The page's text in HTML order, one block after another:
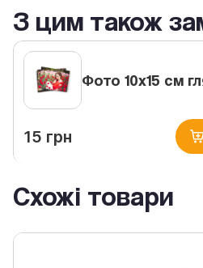
З цим також
Фото 10х15 см
15 грн
Схожі товари